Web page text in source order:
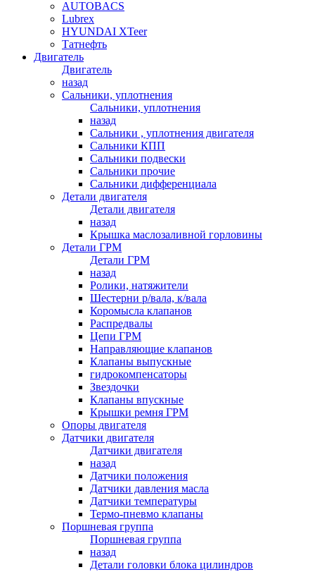
AUTOBACS
Lubrex
HYUNDAI XTeer
Татнефть
Двигатель
Двигатель
назад
Сальники, уплотнения
Сальники, уплотнения
назад
Сальники , уплотнения двигателя
Сальники КПП
Сальники подвески
Сальники прочие
Сальники дифференциала
Детали двигателя
Детали двигателя
назад
Крышка маслозаливной горловины
Детали ГРМ
Детали ГРМ
назад
Ролики, натяжители
Шестерни р/вала, к/вала
Коромысла клапанов
Распредвалы
Цепи ГРМ
Направляющие клапанов
Клапаны выпускные
гидрокомпенсаторы
Звездочки
Клапаны впускные
Крышки ремня ГРМ
Опоры двигателя
Датчики двигателя
Датчики двигателя
назад
Датчики положения
Датчики давления масла
Датчики температуры
Термо-пневмо клапаны
Поршневая группа
Поршневая группа
назад
Детали головки блока цилиндров